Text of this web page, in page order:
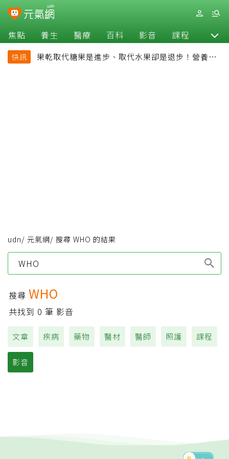
焦點 養生 醫療 百科 影音 課程 退休
快訊
果乾取代糖果是進步、取代水果卻是退步！營養師
udn/ 元氣網/ 搜尋 WHO 的結果
搜尋 WHO
共找到 0 筆 影音
文章 疾病 藥物 醫材 醫師 照護 課程
影音